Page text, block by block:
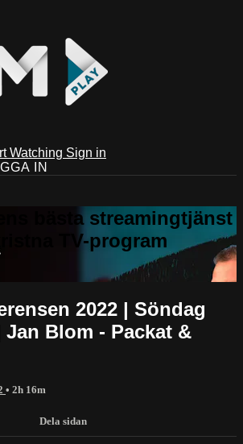
Watching Sign in
2022 | Söndag
Blom - Packat &
• 2h 16m